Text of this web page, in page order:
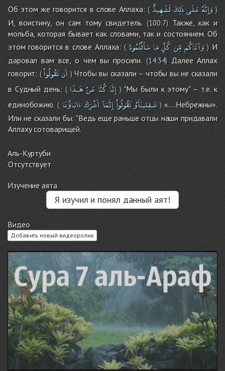
Об этом же говорится в слове Аллаха:( وَإِنَّهُعَلَىذَلِكَلَشَهِيدٌ )
И, воистину, он сам тому свидетель. (100:7)Также, как и
мольба, которая бывает как словами, так и состоянием. Об
этом говорится в слове Аллаха: ( وَآتَاكُممِّن كُلِّمَا سَأَلْتُمُوهُ ) И
даровал вам все, о чем вы просили. (14:34) Далее Аллах
говорит: ( أَنتَقُولُواْ )Чтобы вы сказали – чтобы вы не сказали
в Судный день;( إِنَّا كُنَّا عَنْهَـذَا )"Мы были к этому" – т.е. к
единобожию. ( غَـفِلِينَأَوْتَقُولُواْإِنَّمَآأَشْرَكَءَابَاؤُنَا )«….Небрежны».
Или не сказали бы: "Ведь еще раньше отцы наши придавали
Аллаху сотоварищей.
Аль-Куртуби
Отсутствует
Изучение аята
Я изучил и понял данный аят!
Видео
Добавить новый видеоролик